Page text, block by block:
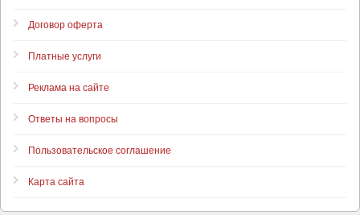
Договор оферта
Платные услуги
Реклама на сайте
Ответы на вопросы
Пользовательское соглашение
Карта сайта